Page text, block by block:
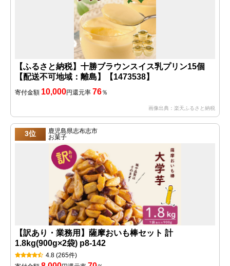
【ふるさと納税】十勝ブラウンスイス乳プリン15個
【配送不可地域：離島】【1473538】
寄付金額 10,000円還元率 76％
画像出典：楽天ふるさと納税
3位
鹿児島県志布志市
お菓子
【訳あり・業務用】薩摩おいも棒セット 計
1.8kg(900g×2袋) p8-142
4.8 (265件)